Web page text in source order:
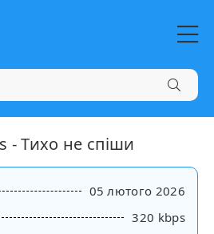
- Тихо не спіши
05 лютого 2026
320 kbps